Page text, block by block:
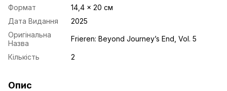
Формат
14,4 x 20 cм
Дата Видання
2025
Оригінальна
Назва
Frieren: Beyond Journey’s End, Vol. 5
Кількість 2
Опис